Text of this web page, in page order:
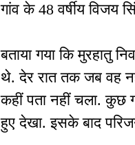
गांव के 48 वर्षीय विजय
बताया गया कि मुरहातु
थे. देर रात तक जब वह
कहीं पता नहीं चला. कुछ
हुए देखा. इसके बाद